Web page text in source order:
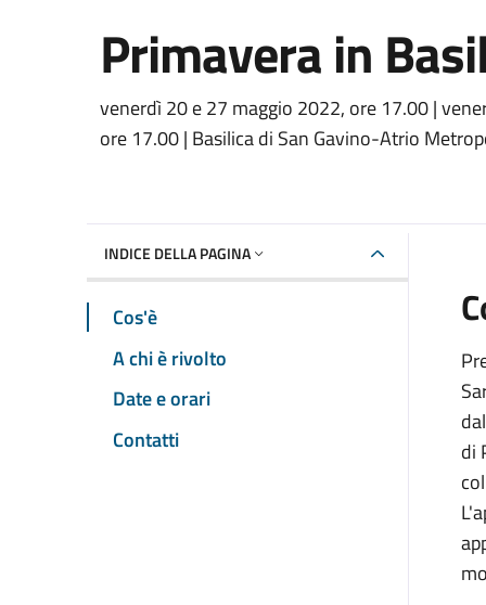
Primavera in
Dettaglio
venerdì 20 e 27 maggio 2022, ore 17.00 |
ore 17.00 | Basilica di San Gavino-Atrio
INDICE DELLA PAGINA
Cos'è
A chi è rivolto
Date e orari
Contatti
di